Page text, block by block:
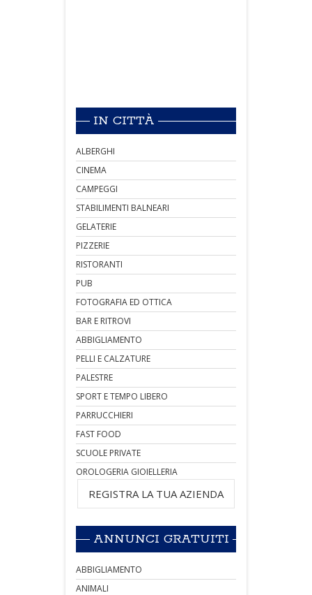
IN CITTÀ
ALBERGHI
CINEMA
CAMPEGGI
STABILIMENTI BALNEARI
GELATERIE
PIZZERIE
RISTORANTI
PUB
FOTOGRAFIA ED OTTICA
BAR E RITROVI
ABBIGLIAMENTO
PELLI E CALZATURE
PALESTRE
SPORT E TEMPO LIBERO
PARRUCCHIERI
FAST FOOD
SCUOLE PRIVATE
OROLOGERIA GIOIELLERIA
REGISTRA LA TUA AZIENDA
ANNUNCI GRATUITI
ABBIGLIAMENTO
ANIMALI